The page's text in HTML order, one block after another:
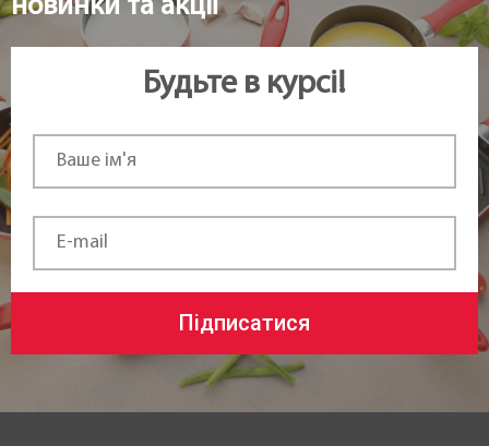
новинки та акції
Будьте в курсі!
Підписатися